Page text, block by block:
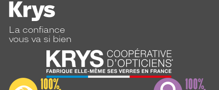
La confiance
vous va si bien